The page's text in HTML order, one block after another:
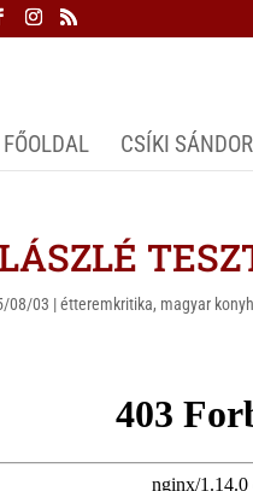
FŐOLDAL CSÍKI SÁNDOR
08/03 |étteremkritika, magyar